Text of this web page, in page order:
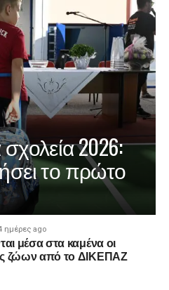
2026:
το πρώτο
ημέρες ago
μέσα στα καμένα οι
ζώων από το ΔΙΚΕΠΑΖ